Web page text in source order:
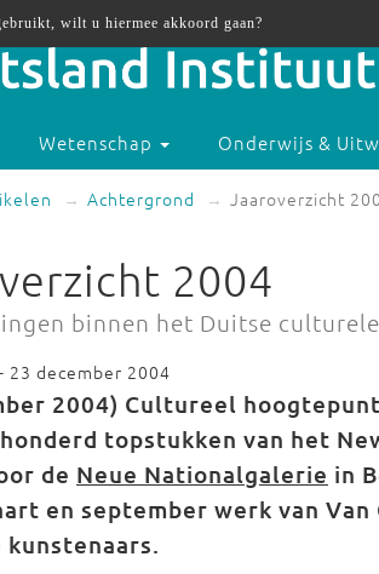
Wetenschap Onderwijs &
Achtergrond Jaaroverzicht
2004
binnen het Duitse
- 23 december 2004
2004) Cultureel
topstukken van het
de Neue Nationalgalerie in
en september werk van Van
kunstenaars.
wilt u hiermee akkoord gaan?